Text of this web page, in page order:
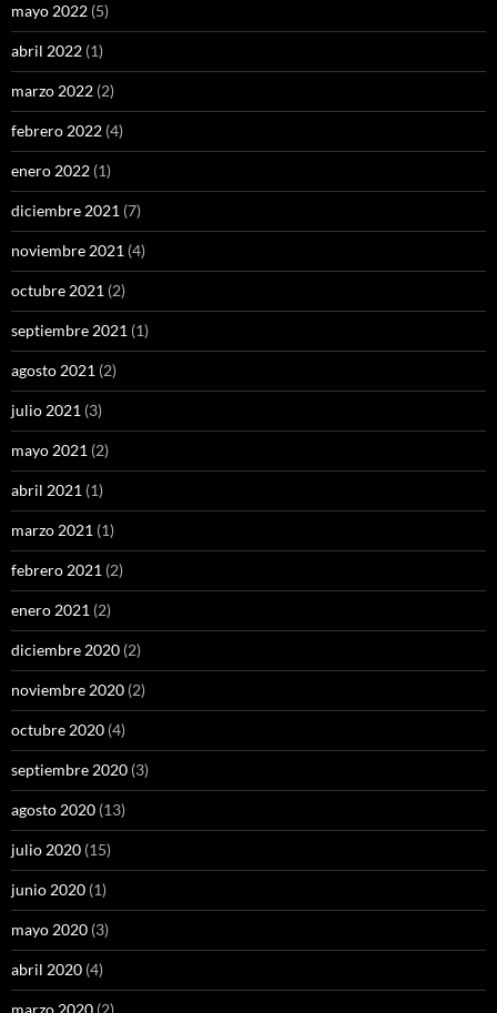
mayo 2022 (5)
abril 2022 (1)
marzo 2022 (2)
febrero 2022 (4)
enero 2022 (1)
diciembre 2021 (7)
noviembre 2021 (4)
octubre 2021 (2)
septiembre 2021 (1)
agosto 2021 (2)
julio 2021 (3)
mayo 2021 (2)
abril 2021 (1)
marzo 2021 (1)
febrero 2021 (2)
enero 2021 (2)
diciembre 2020 (2)
noviembre 2020 (2)
octubre 2020 (4)
septiembre 2020 (3)
agosto 2020 (13)
julio 2020 (15)
junio 2020 (1)
mayo 2020 (3)
abril 2020 (4)
marzo 2020 (2)